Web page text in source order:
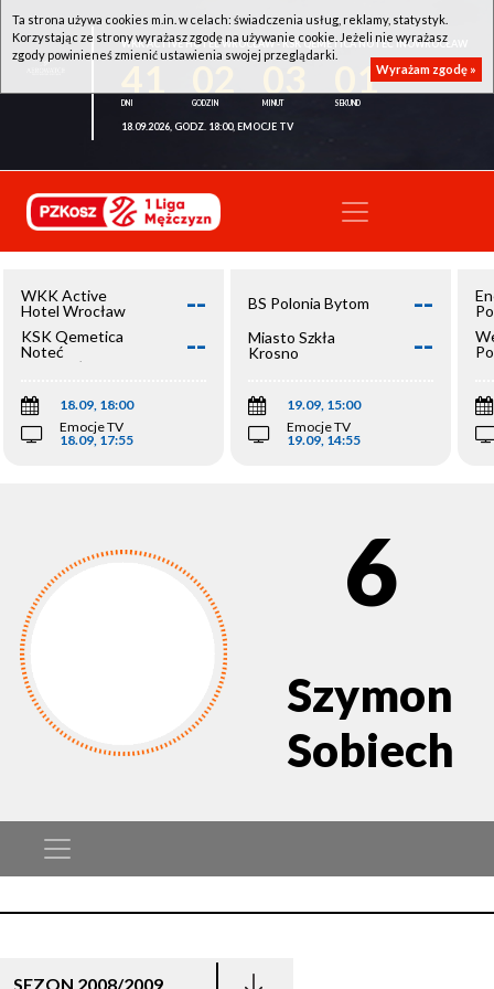
WKK ACTIVE HOTEL WROCŁAW - KSK QEMETICA NOTEĆ INOWROCŁAW
01
18.09.2026, GODZ. 18:00, EMOCJE TV
WKK Active
Hotel Wrocław
--
KSK Qemetica
Noteć
Inowrocław
--
18.09, 18:00
Emocje TV
18.09, 17:55
BS Polonia Bytom --
Miasto Szkła
Krosno
--
19.09, 15:00
Emocje TV
19.09, 14:55
6
Szymon
Sobiech
SEZON 2008/2009
Ta strona używa cookies m.in. w celach: świadczenia usług, reklamy, statystyk.
Korzystając ze strony wyrażasz zgodę na używanie cookie. Jeżeli nie wyrażasz
zgody powinieneś zmienić ustawienia swojej przeglądarki.
Wyrażam zgodę »